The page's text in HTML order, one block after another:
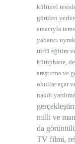
kültürel
görülen
amacıyla
yabancı
türlü eğitim
kütüphane,
araştırma ve
okullar açar
nakdi
milli ve
da
TV filmi,